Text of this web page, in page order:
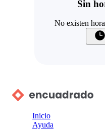
Sin
No existen
Inicio
Ayuda